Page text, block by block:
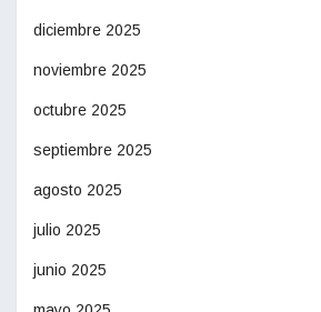
diciembre 2025
noviembre 2025
octubre 2025
septiembre 2025
agosto 2025
julio 2025
junio 2025